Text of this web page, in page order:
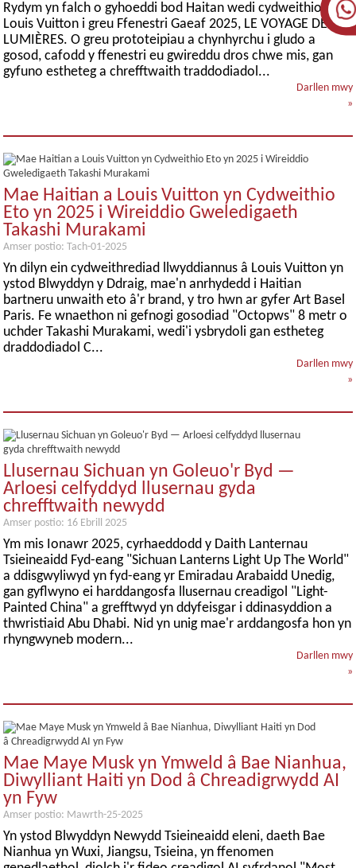
Rydym yn falch o gyhoeddi bod Haitan wedi cydweithio â
Louis Vuitton i greu Ffenestri Gaeaf 2025, LE VOYAGE DES
LUMIÈRES. O greu prototeipiau a chynhyrchu i gludo a
gosod, cafodd y ffenestri eu gwireddu dros chwe mis, gan
gyfuno estheteg a chrefftwaith traddodiadol...
Darllen mwy
»
Mae Haitian a Louis Vuitton yn Cydweithio
Eto yn 2025 i Wireiddio Gweledigaeth
Takashi Murakami
Amser postio: Tach-01-2025
Yn dilyn ein cydweithrediad llwyddiannus â Louis Vuitton yn
ystod Blwyddyn y Ddraig, mae'n anrhydedd i Haitian
bartneru unwaith eto â'r brand, y tro hwn ar gyfer Art Basel
Paris. Fe wnaethon ni gefnogi gosodiad "Octopws" 8 metr o
uchder Takashi Murakami, wedi'i ysbrydoli gan estheteg
draddodiadol C...
Darllen mwy
»
Llusernau Sichuan yn Goleuo'r Byd —
Arloesi celfyddyd llusernau gyda
chrefftwaith newydd
Amser postio: 16 Ebrill 2025
Ym mis Ionawr 2025, cyrhaeddodd y Daith Lanternau
Tsieineaidd Fyd-eang "Sichuan Lanterns Light Up The World"
a ddisgwyliwyd yn fyd-eang yr Emiradau Arabaidd Unedig,
gan gyflwyno ei harddangosfa llusernau creadigol "Light-
Painted China" a grefftwyd yn ddyfeisgar i ddinasyddion a
thwristiaid Abu Dhabi. Nid yn unig mae'r arddangosfa hon yn
rhyngwyneb modern...
Darllen mwy
»
Mae Maye Musk yn Ymweld â Bae Nianhua,
Diwylliant Haiti yn Dod â Chreadigrwydd AI
yn Fyw
Amser postio: Mawrth-25-2025
Yn ystod Blwyddyn Newydd Tsieineaidd eleni, daeth Bae
Nianhua yn Wuxi, Jiangsu, Tsieina, yn ffenomen